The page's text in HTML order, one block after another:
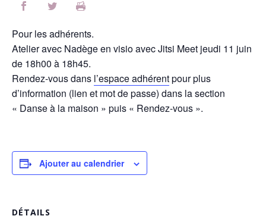
Pour les adhérents.
Atelier avec Nadège en visio avec Jitsi Meet jeudi 11 juin
de 18h00 à 18h45.
Rendez-vous dans l’espace adhérentpour plus
d’information (lien et mot de passe) dans la section
« Danse à la maison » puis « Rendez-vous ».
Ajouter au calendrier
DÉTAILS